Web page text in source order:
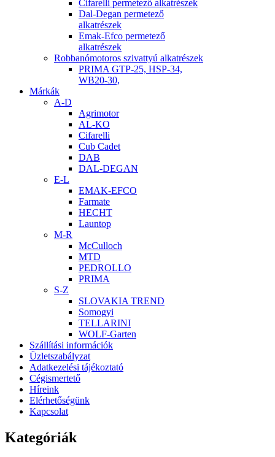
Cifarelli permetező alkatrészek
Dal-Degan permetező
alkatrészek
Emak-Efco permetező
alkatrészek
Robbanómotoros szivattyú alkatrészek
PRIMA GTP-25, HSP-34,
WB20-30,
Márkák
A-D
Agrimotor
AL-KO
Cifarelli
Cub Cadet
DAB
DAL-DEGAN
E-L
EMAK-EFCO
Farmate
HECHT
Launtop
M-R
McCulloch
MTD
PEDROLLO
PRIMA
S-Z
SLOVAKIA TREND
Somogyi
TELLARINI
WOLF-Garten
Szállítási információk
Üzletszabályzat
Adatkezelési tájékoztató
Cégismertető
Híreink
Elérhetőségünk
Kapcsolat
Kategóriák